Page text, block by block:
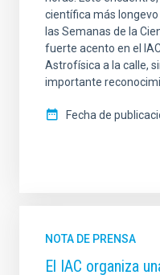
científica más
las Semanas de la
fuerte acento en el
Astrofísica a la calle,
importante
Fecha de
NOTA DE PRENSA
El IAC organiza